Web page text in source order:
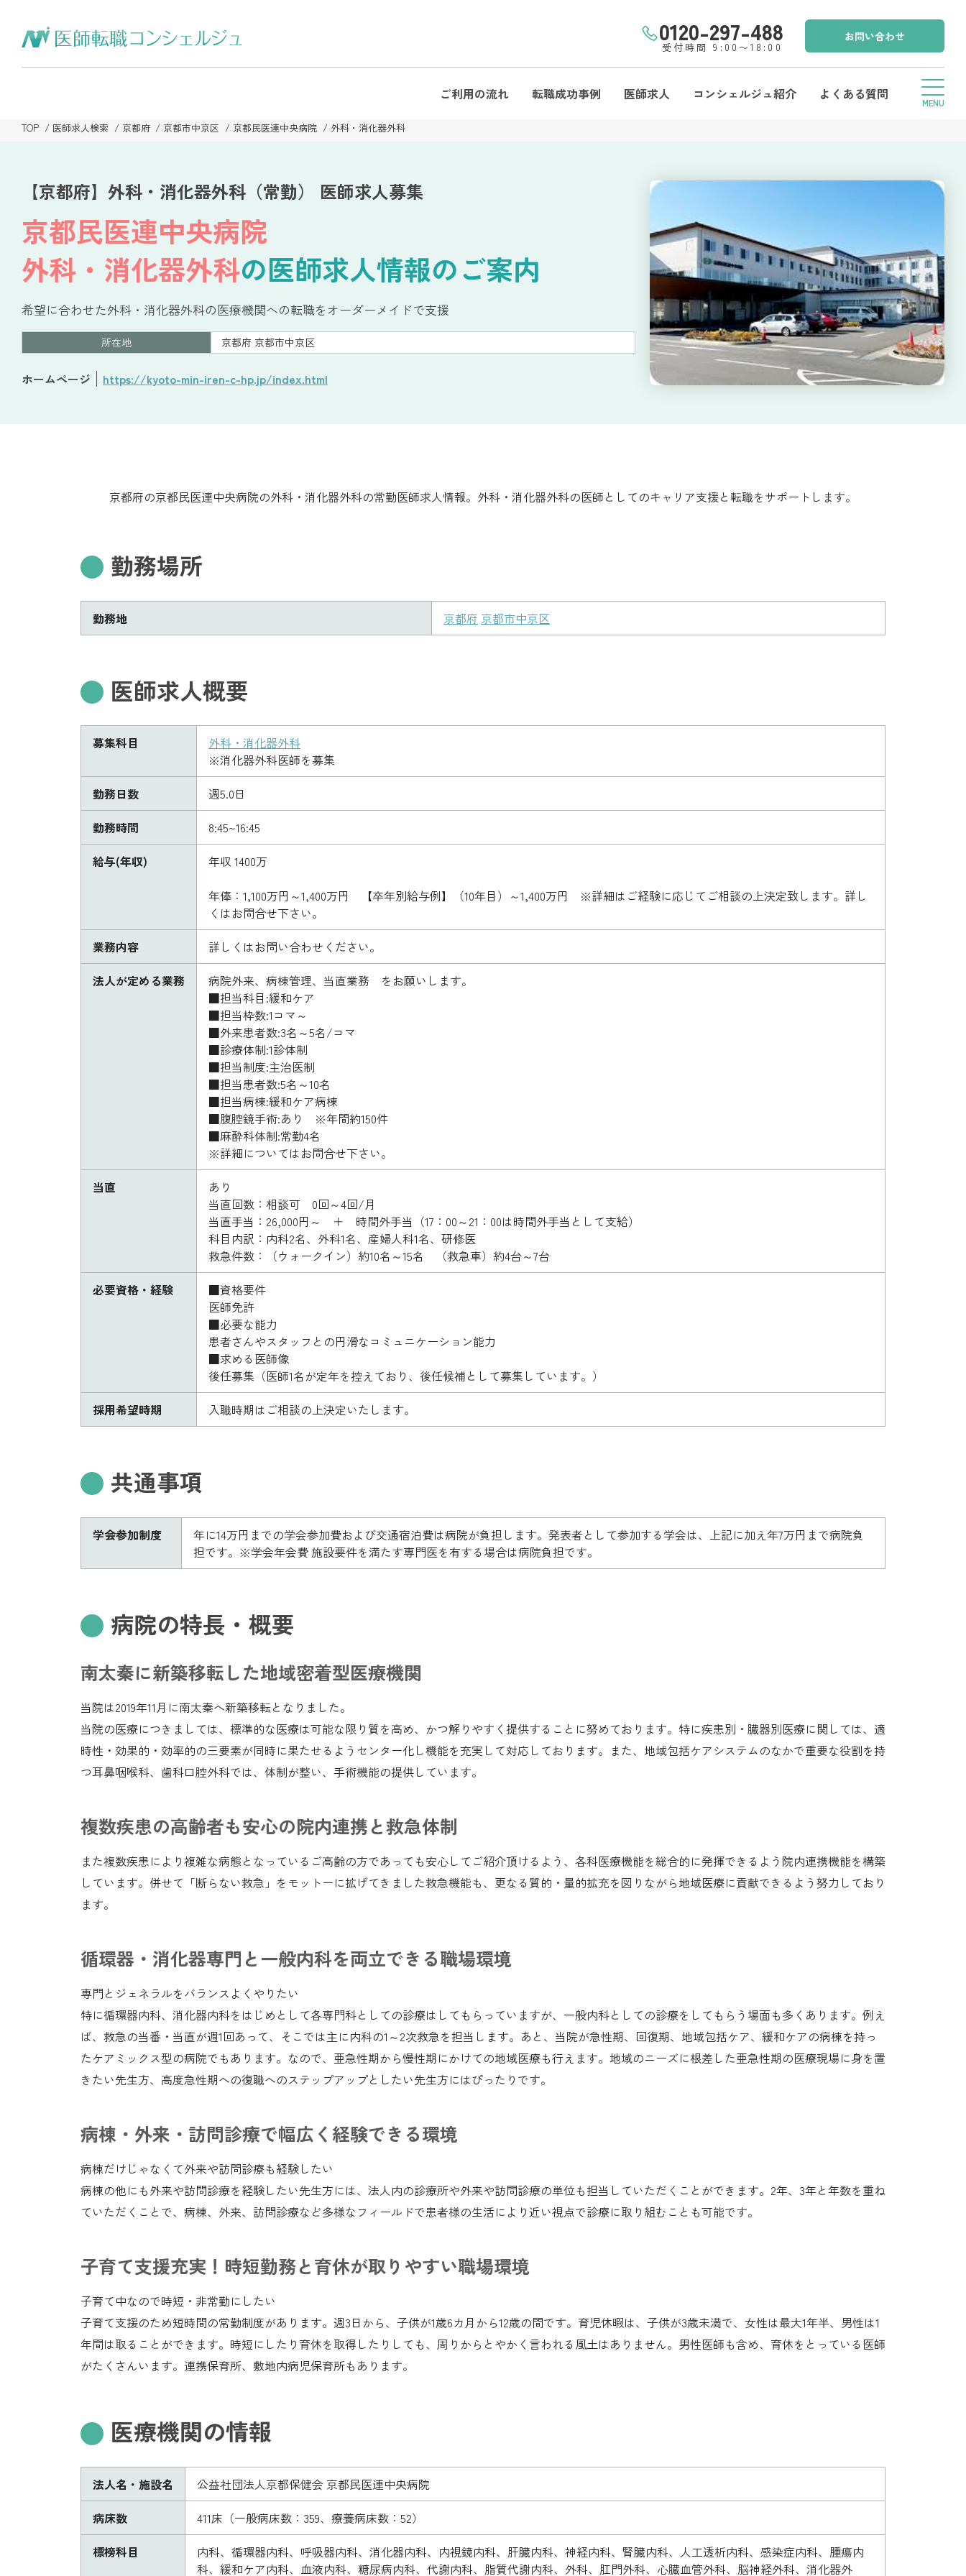
0120-297-488
受付時間 9:00〜18:00
お問い合わせ
ご利用の流れ 転職成功事例 医師求人 コンシェルジュ紹介 よくある質問
TOP 医師求人検索 京都府 京都市中京区 京都民医連中央病院 外科・消化器外科
【京都府】外科・消化器外科（常勤） 医師求人募集
京都民医連中央病院
外科・消化器外科の医師求人情報のご案内
希望に合わせた外科・消化器外科の医療機関への転職をオーダーメイドで支援
所在地 京都府 京都市中京区
ホームページ https://kyoto-min-iren-c-hp.jp/index.html
京都府の京都民医連中央病院の外科・消化器外科の常勤医師求人情報。外科・消化器外科の医師としてのキャリア支援と転職をサポートします。
勤務場所
勤務地 京都府 京都市中京区
医師求人概要
募集科目
外科・消化器外科
※消化器外科医師を募集
勤務日数
週5.0日
勤務時間
8:45~16:45
給与(年収)
年収 1400万
年俸：1,100万円～1,400万円 【卒年別給与例】（10年目）～1,400万円 ※詳細はご経験に応じてご相談の上決定致します。詳し
くはお問合せ下さい。
業務内容
詳しくはお問い合わせください。
法人が定める業務
病院外来、病棟管理、当直業務 をお願いします。
■担当科目:緩和ケア
■担当枠数:1コマ～
■外来患者数:3名～5名/コマ
■診療体制:1診体制
■担当制度:主治医制
■担当患者数:5名～10名
■担当病棟:緩和ケア病棟
■腹腔鏡手術:あり ※年間約150件
■麻酔科体制:常勤4名
※詳細についてはお問合せ下さい。
当直
あり
当直回数：相談可 0回～4回/月
当直手当：26,000円～ ＋ 時間外手当（17：00～21：00は時間外手当として支給）
科目内訳：内科2名、外科1名、産婦人科1名、研修医
救急件数：（ウォークイン）約10名～15名 （救急車）約4台～7台
必要資格・経験
■資格要件
医師免許
■必要な能力
患者さんやスタッフとの円滑なコミュニケーション能力
■求める医師像
後任募集（医師1名が定年を控えており、後任候補として募集しています。）
採用希望時期
入職時期はご相談の上決定いたします。
共通事項
学会参加制度
年に14万円までの学会参加費および交通宿泊費は病院が負担します。発表者として参加する学会は、上記に加え年7万円まで病院負
担です。※学会年会費 施設要件を満たす専門医を有する場合は病院負担です。
病院の特長・概要
南太秦に新築移転した地域密着型医療機関
当院は2019年11月に南太秦へ新築移転となりました。
当院の医療につきましては、標準的な医療は可能な限り質を高め、かつ解りやすく提供することに努めております。特に疾患別・臓器別医療に関しては、適
時性・効果的・効率的の三要素が同時に果たせるようセンター化し機能を充実して対応しております。また、地域包括ケアシステムのなかで重要な役割を持
つ耳鼻咽喉科、歯科口腔外科では、体制が整い、手術機能の提供しています。
複数疾患の高齢者も安心の院内連携と救急体制
また複数疾患により複雑な病態となっているご高齢の方であっても安心してご紹介頂けるよう、各科医療機能を総合的に発揮できるよう院内連携機能を構築
しています。併せて「断らない救急」をモットーに拡げてきました救急機能も、更なる質的・量的拡充を図りながら地域医療に貢献できるよう努力しており
ます。
循環器・消化器専門と一般内科を両立できる職場環境
専門とジェネラルをバランスよくやりたい
特に循環器内科、消化器内科をはじめとして各専門科としての診療はしてもらっていますが、一般内科としての診療をしてもらう場面も多くあります。例え
ば、救急の当番・当直が週1回あって、そこでは主に内科の1～2次救急を担当します。あと、当院が急性期、回復期、地域包括ケア、緩和ケアの病棟を持っ
たケアミックス型の病院でもあります。なので、亜急性期から慢性期にかけての地域医療も行えます。地域のニーズに根差した亜急性期の医療現場に身を置
きたい先生方、高度急性期への復職へのステップアップとしたい先生方にはぴったりです。
病棟・外来・訪問診療で幅広く経験できる環境
病棟だけじゃなくて外来や訪問診療も経験したい
病棟の他にも外来や訪問診療を経験したい先生方には、法人内の診療所や外来や訪問診療の単位も担当していただくことができます。2年、3年と年数を重ね
ていただくことで、病棟、外来、訪問診療など多様なフィールドで患者様の生活により近い視点で診療に取り組むことも可能です。
子育て支援充実！時短勤務と育休が取りやすい職場環境
子育て中なので時短・非常勤にしたい
子育て支援のため短時間の常勤制度があります。週3日から、子供が1歳6カ月から12歳の間です。育児休暇は、子供が3歳未満で、女性は最大1年半、男性は1
年間は取ることができます。時短にしたり育休を取得したりしても、周りからとやかく言われる風土はありません。男性医師も含め、育休をとっている医師
がたくさんいます。連携保育所、敷地内病児保育所もあります。
医療機関の情報
法人名・施設名
公益社団法人京都保健会 京都民医連中央病院
病床数
411床（一般病床数：359、療養病床数：52）
標榜科目
内科、循環器内科、呼吸器内科、消化器内科、内視鏡内科、肝臓内科、神経内科、腎臓内科、人工透析内科、感染症内科、腫瘍内
科、緩和ケア内科、血液内科、糖尿病内科、代謝内科、脂質代謝内科、外科、肛門外科、心臓血管外科、脳神経外科、消化器外